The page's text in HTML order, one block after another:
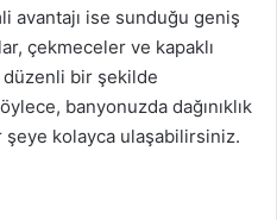
avantajı ise sunduğu geniş
çekmeceler ve kapaklı
bir şekilde
banyonuzda dağınıklık
şeye kolayca ulaşabilirsiniz.